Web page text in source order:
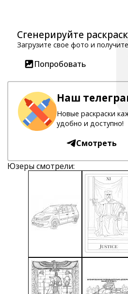
Сгенерируйте
Загрузите свое фото и
Попробовать
Наш
Новые раскраски
удобно и доступно!
Смотреть
Юзеры смотрели: